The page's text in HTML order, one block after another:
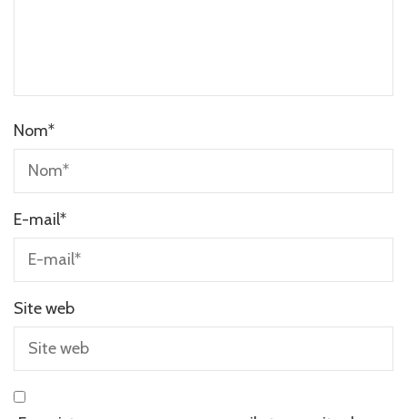
Nom*
E-mail*
Site web